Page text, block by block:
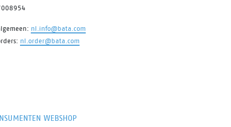
nl.info@bata.com
nl.order@bata.com
WEBSHOP